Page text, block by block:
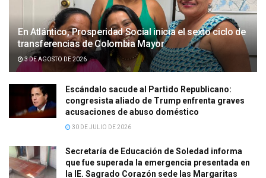
En Atlántico, Prosperidad Social inicia el sexto ciclo de
transferencias de Colombia Mayor
3 DE AGOSTO DE 2026
Escándalo sacude al Partido Republicano:
congresista aliado de Trump enfrenta graves
acusaciones de abuso doméstico
30 DE JULIO DE 2026
Secretaría de Educación de Soledad informa
que fue superada la emergencia presentada en
la IE. Sagrado Corazón sede las Margaritas